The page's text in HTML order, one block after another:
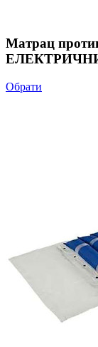
Матрац
Обрати